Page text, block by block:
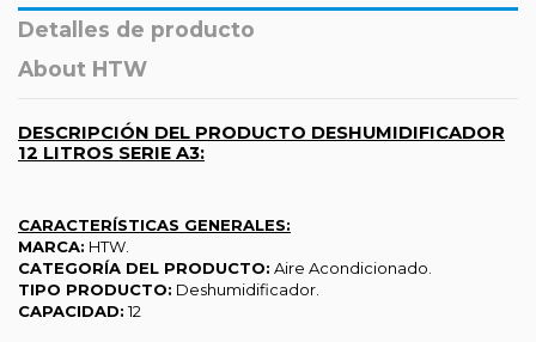
Detalles de producto
About HTW
DESCRIPCIÓN DEL PRODUCTO DESHUMIDIFICADOR
12 LITROS SERIE A3:
CARACTERÍSTICAS GENERALES:
MARCA: HTW.
CATEGORÍA DEL PRODUCTO: Aire Acondicionado.
TIPO PRODUCTO: Deshumidificador.
CAPACIDAD:12